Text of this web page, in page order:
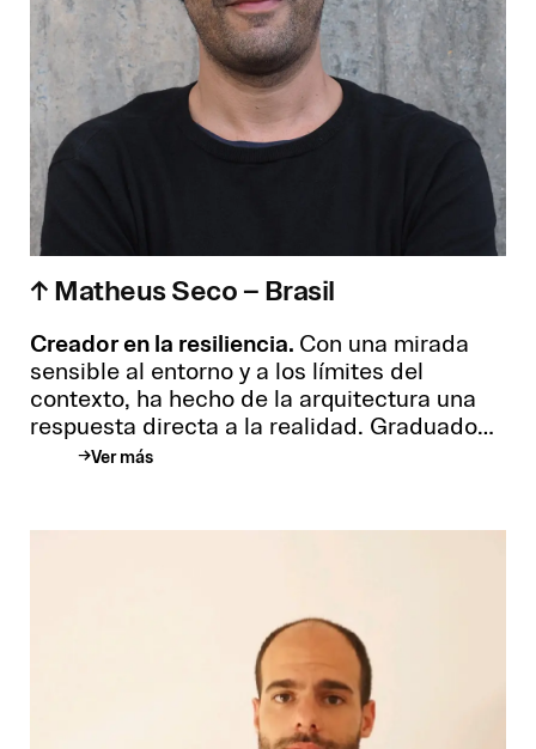
↑ Matheus Seco – Brasil
Creador en la resiliencia. Con una mirada
sensible al entorno y a los límites del
contexto, ha hecho de la arquitectura una
respuesta directa a la realidad. Graduado
en Arquitectura y Urbanismo por la
School of Architecture (University College
proyectos construidos a partir de
restricciones concretas —como la
topografía, la orientación solar o los
recursos disponibles— para construir
espacios con sentido y equilibrio.
Ver más